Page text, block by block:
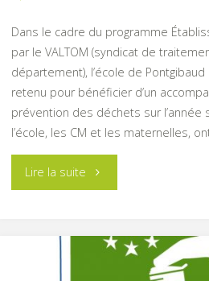
Dans le cadre du programme
par le VALTOM (syndicat de
département), l’école de
retenu pour bénéficier d’un
prévention des déchets sur l’année
l’école, les CM et les maternelles,
Lire la suite"Composter
l’école"